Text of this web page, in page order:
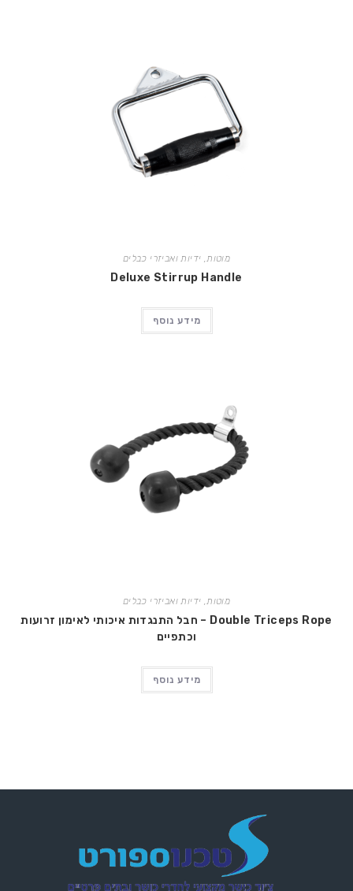
מוטות, ידיות ואביזרי כבלים
Deluxe Stirrup Handle
מידע נוסף
מוטות, ידיות ואביזרי כבלים
Double Triceps Rope – חבל התנגדות איכותי לאימון זרועות
וכתפיים
מידע נוסף